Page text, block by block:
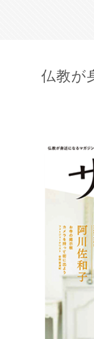
仏教が